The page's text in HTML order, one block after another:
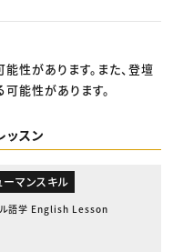
性があります。また、登壇
能性があります。
ッスン
ーマンスキル
ル語学 English Lesson